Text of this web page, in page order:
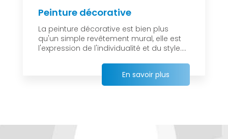
Peinture décorative
La peinture décorative est bien plus
qu'un simple revêtement mural, elle est
l'expression de l'individualité et du style....
En savoir plus